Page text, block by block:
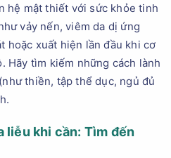
hệ mật thiết với sức khỏe tinh
vảy nến, viêm da dị ứng
hoặc xuất hiện lần đầu khi cơ
Hãy tìm kiếm những cách lành
thiền, tập thể dục, ngủ đủ
liễu khi cần: Tìm đến